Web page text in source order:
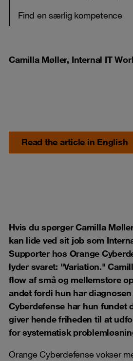
Find en særlig kompetence
Camilla Møller, Internal IT
Read the article in English
Hvis du spørger Camilla
kan lide ved sit job som
Supporter hos Orange
lyder svaret: "Variation."
flow af små og mellemstore
andet fordi hun har diagnosen
Cyberdefense har hun fundet
giver hende friheden til at
for systematisk
Orange Cyberdefense vokser